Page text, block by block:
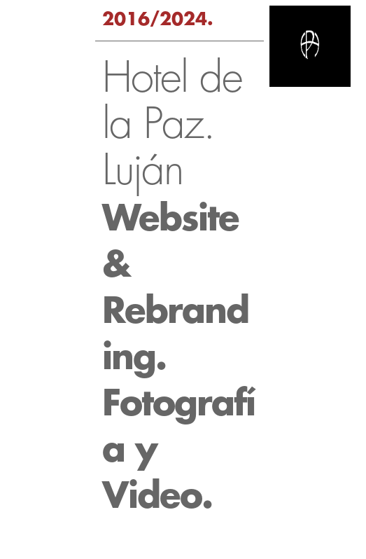
2016/2024.
Hotel de
la Paz.
Luján
Website
&
Rebrand
ing.
Fotografí
a y
Video.